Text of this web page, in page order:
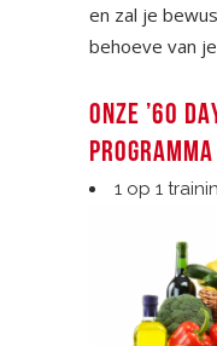
en zal je
behoeve van
ONZE ’60
1 op 1